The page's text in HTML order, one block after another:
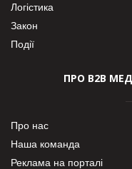
Логістика
Закон
Події
ПРО В2В
Про нас
Наша команда
Реклама на порталі